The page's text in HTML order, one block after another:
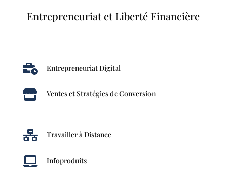
Entrepreneuriat et Liberté Financière
 Entrepreneuriat Digital
 Ventes et Stratégies de Conversion
 Travailler à Distance
 Infoproduits